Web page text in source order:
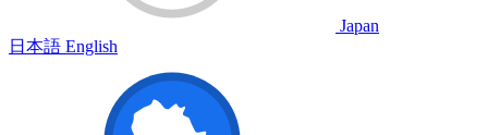
Japan
日本語 English